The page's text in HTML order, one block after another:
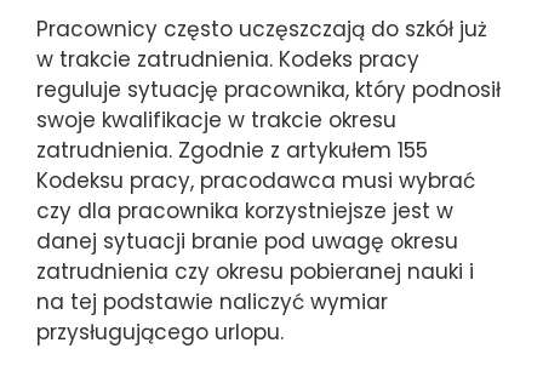
Pracownicy często uczęszczają do szkół już
w trakcie zatrudnienia. Kodeks pracy
reguluje sytuację pracownika, który podnosił
swoje kwalifikacje w trakcie okresu
zatrudnienia. Zgodnie z artykułem 155
Kodeksu pracy, pracodawca musi wybrać
czy dla pracownika korzystniejsze jest w
danej sytuacji branie pod uwagę okresu
zatrudnienia czy okresu pobieranej nauki i
na tej podstawie naliczyć wymiar
przysługującego urlopu.